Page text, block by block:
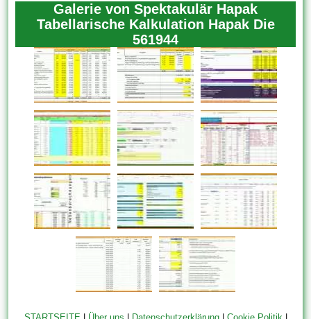
Galerie von Spektakulär Hapak
Tabellarische Kalkulation Hapak Die
561944